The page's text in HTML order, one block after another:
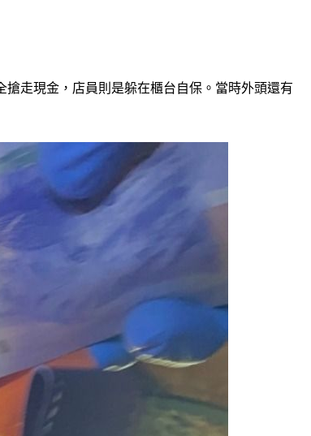
走現金，店員則是躲在櫃台自保。當時外頭還有